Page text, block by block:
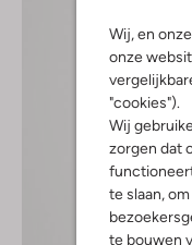
Wij, en onze
onze
"cookies").
Wij
zorgen dat
te slaan,
te bouwen